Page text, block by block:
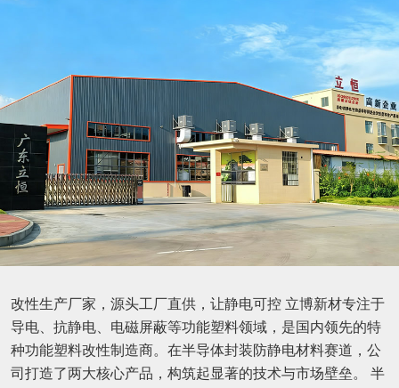
改性生产厂家，源头工厂直供，让静电可控 立博新材专注于
导电、抗静电、电磁屏蔽等功能塑料领域，是国内领先的特
种功能塑料改性制造商。在半导体封装防静电材料赛道，公
司打造了两大核心产品，构筑起显著的技术与市场壁垒。 半